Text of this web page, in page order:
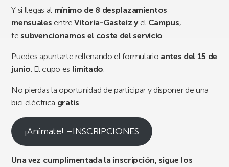
Y si llegas al mínimo de 8 desplazamientos
mensuales entreVitoria-Gasteiz y el Campus,
te subvencionamos el coste del servicio.
Puedes apuntarte rellenando el formulario antes del 15 de
junio. El cupo es limitado.
No pierdas la oportunidad de participar y disponer de una
bici eléctrica gratis.
¡Anímate! –INSCRIPCIONES
Una vez cumplimentada la inscripción, sigue los